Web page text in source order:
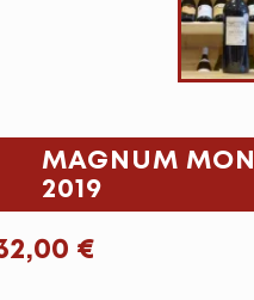
MAGNUM
2019
€